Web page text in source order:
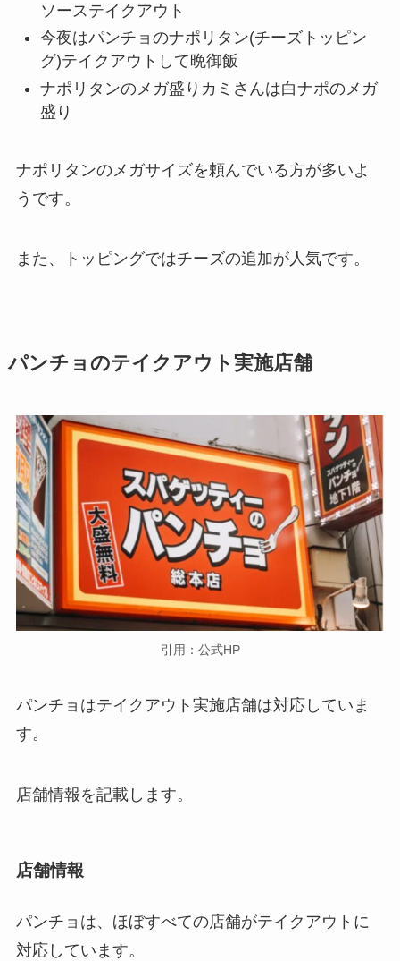
ソーステイクアウト
今夜はパンチョのナポリタン(チーズトッピン
グ)テイクアウトして晩御飯
ナポリタンのメガ盛りカミさんは白ナポのメガ
盛り
ナポリタンのメガサイズを頼んでいる方が多いよ
うです。
また、トッピングではチーズの追加が人気です。
パンチョのテイクアウト実施店舗
引用：公式HP
パンチョはテイクアウト実施店舗は対応していま
す。
店舗情報を記載します。
店舗情報
パンチョは、ほぼすべての店舗がテイクアウトに
対応しています。